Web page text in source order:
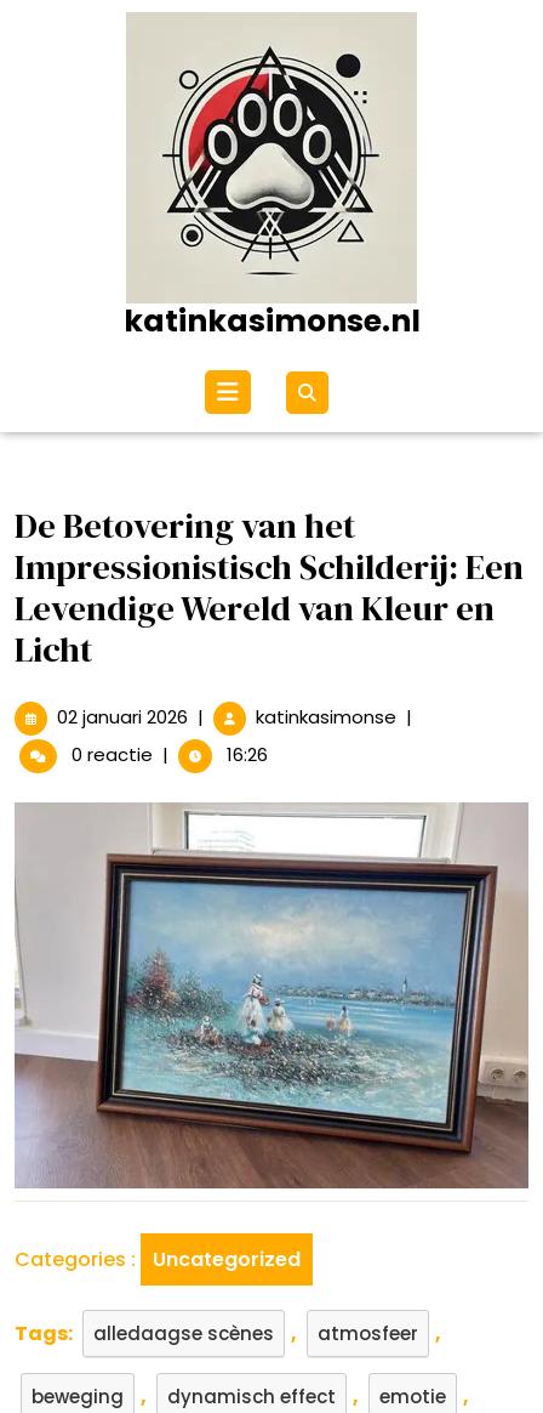
katinkasimonse.nl
Open
menu
De Betovering van het
Impressionistisch Schilderij: Een
Levendige Wereld van Kleur en
Licht
02 januari 2026 02
januari
2026
| katinkasimonse De
Schilderij:
Een
Levendige
Wereld
Kleur
en
Licht
|
0 reactie | 16:26
Categories : Uncategorized
Tags: alledaagse scènes , atmosfeer ,
beweging , dynamisch effect , emotie ,